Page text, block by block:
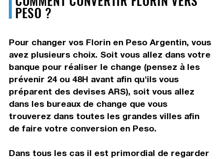
PESO ?
Pour changer vos Florin en Peso Argentin, vous
avez plusieurs choix. Soit vous allez dans votre
banque pour réaliser le change (pensez à les
prévenir 24 ou 48H avant afin qu'ils vous
préparent des devises ARS), soit vous allez
dans les bureaux de change que vous
trouverez dans toutes les grandes villes afin
de faire votre conversion en Peso.
Dans tous les cas il est primordial de regarder